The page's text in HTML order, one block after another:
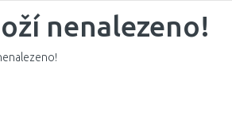
nenalezeno!